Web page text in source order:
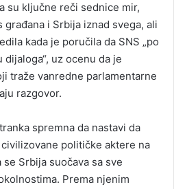
su ključne reči sednice mir,
i Srbija iznad svega, ali
kada je poručila da SNS „po
uz ocenu da je
traže vanredne parlamentarne
razgovor.
spremna da nastavi da
političke aktere na
Srbija suočava sa sve
Prema njenim